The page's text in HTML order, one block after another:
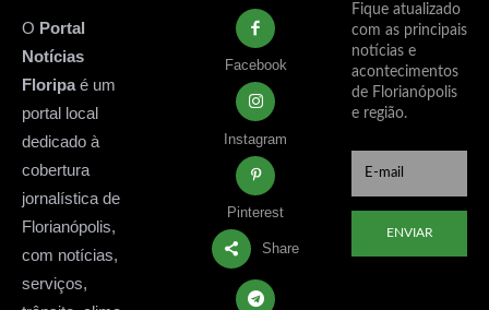
O Portal
Notícias
Floripaé um
portal local
dedicado à
cobertura
jornalística de
Florianópolis,
com notícias,
serviços,
Facebook
Instagram
Pinterest
Share
Fique atualizado
com as principais
notícias e
acontecimentos
de Florianópolis
e região.
ENVIAR